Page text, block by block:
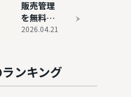
作り方
販売管理
を無料で
行う方法
可能なソ
フト4選
も紹介
2026.04.21
ンキング